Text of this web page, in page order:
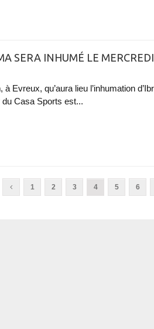
SERA INHUMÉ LE MERCREDI
Evreux, qu’aura lieu l’inhumation
du Casa Sports est...
1 2 3 4 5 6